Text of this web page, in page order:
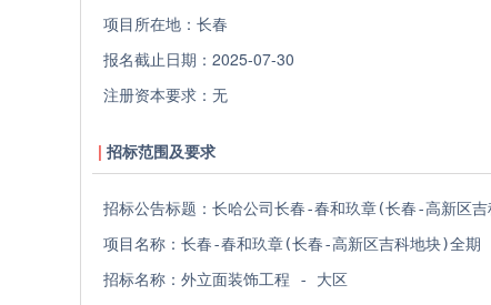
项目所在地： 长春
报名截止日期： 2025-07-30
注册资本要求： 无
招标范围及要求
招标公告标题：长哈公司长春-春和玖章(长春-高新区
项目名称：长春-春和玖章(长春-高新区吉科地块)全期
招标名称：外立面装饰工程 - 大区